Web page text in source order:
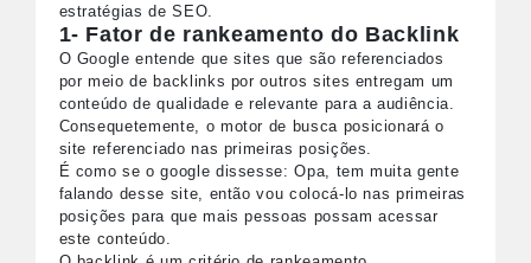
estratégias de SEO.
1- Fator de rankeamento do Backlink
O Google entende que sites que são referenciados
por meio de backlinks por outros sites entregam um
conteúdo de qualidade e relevante para a audiência.
Consequetemente, o motor de busca posicionará o
site referenciado nas primeiras posições.
É como se o google dissesse: Opa, tem muita gente
falando desse site, então vou colocá-lo nas primeiras
posições para que mais pessoas possam acessar
este conteúdo.